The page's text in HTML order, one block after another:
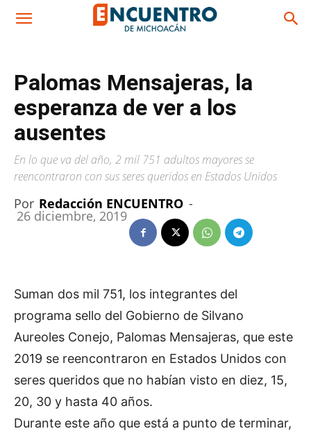
Palomas Mensajeras, la
esperanza de ver a los
ausentes
En lo que va del año, 2 mil 751 adultos mayores se
reencontraron con sus seres queridos en Estados Unidos
Por Redacción ENCUENTRO -
26 diciembre, 2019
Suman dos mil 751, los integrantes del
programa sello del Gobierno de Silvano
Aureoles Conejo, Palomas Mensajeras, que este
2019 se reencontraron en Estados Unidos con
seres queridos que no habían visto en diez, 15,
20, 30 y hasta 40 años.
Durante este año que está a punto de terminar,